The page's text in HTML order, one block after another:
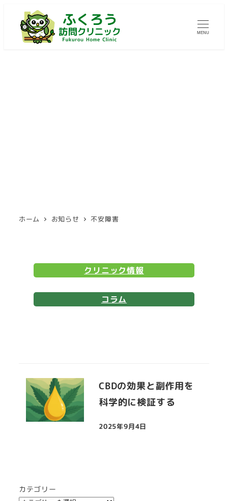
MENU
ホーム お知らせ 不安障害
クリニック情報
コラム
CBDの効果と副作用を
科学的に検証する
投稿日
2025年9月4日
カテゴリー